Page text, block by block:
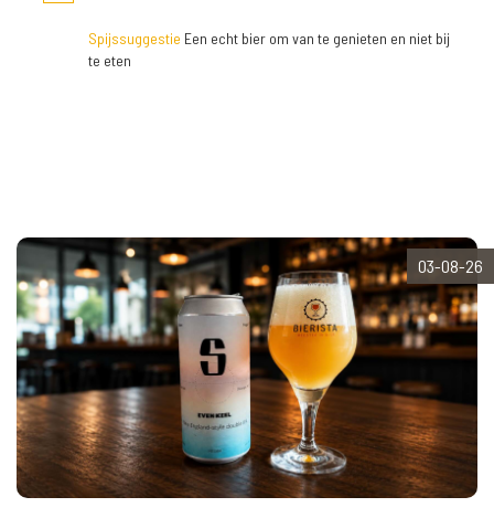
Spijssuggestie Een echt bier om van te genieten en niet bij
te eten
03-08-26